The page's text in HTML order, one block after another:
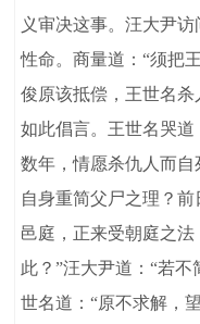
义审决这事。汪大尹
性命。商量道：“须把
俊原该抵偿，王世名
如此倡言。王世名哭
数年，情愿杀仇人而
自身重简父尸之理？
邑庭，正来受朝庭之
此？”汪大尹道：“若
世名道：“原不求解，